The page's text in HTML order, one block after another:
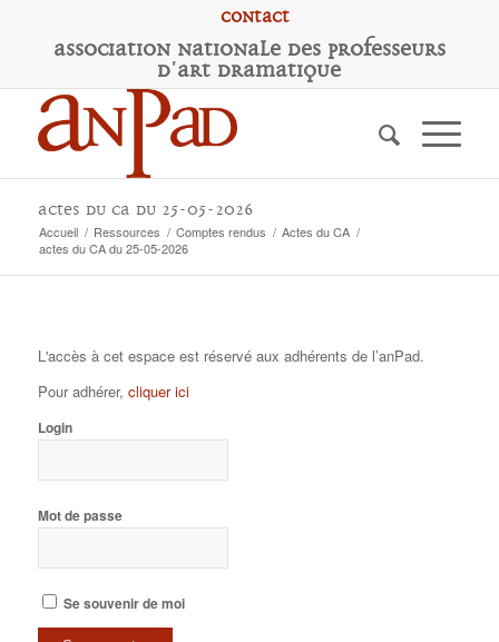
Contact
Association Nationale des Professeurs
d'Art Dramatique
actes du CA du 25-05-2026
Accueil / Ressources / Comptes rendus / Actes du CA /
actes du CA du 25-05-2026
L'accès à cet espace est réservé aux adhérents de l’anPad.
Pour adhérer, cliquer ici
Login
Mot de passe
Se souvenir de moi